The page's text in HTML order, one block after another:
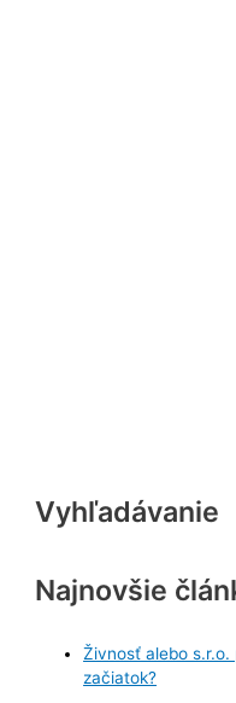
Vyhľadávanie
Najnovšie
Živnosť alebo
začiatok?